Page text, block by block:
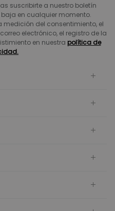
suscribirte a nuestro boletín
en cualquier momento.
del consentimiento, el
electrónico, el registro de la
en nuestra política de